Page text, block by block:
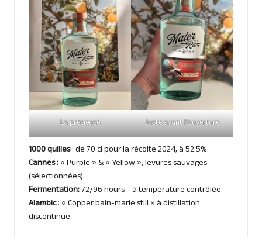
La précieuse Juste avant l’ouverture
1000 quilles: de 70 cl pour la récolte 2024, à 52.5%.
Cannes :« Purple » & « Yellow », levures sauvages
(sélectionnées).
Fermentation:72/96 hours – à température contrôlée.
Alambic: « Copper bain-marie still » à distillation
discontinue.